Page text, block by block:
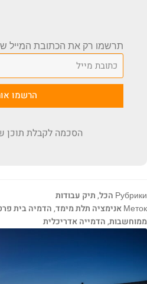
תרשמו רק את הכתובת המייל
הרשמו
הסכמה לקבלת תוכן
Рубрики הכל,תיק עבודות
Метокאנימציה תלת מימד,הדמיה בית
ממוחשבות,הדמייה אדריכלית